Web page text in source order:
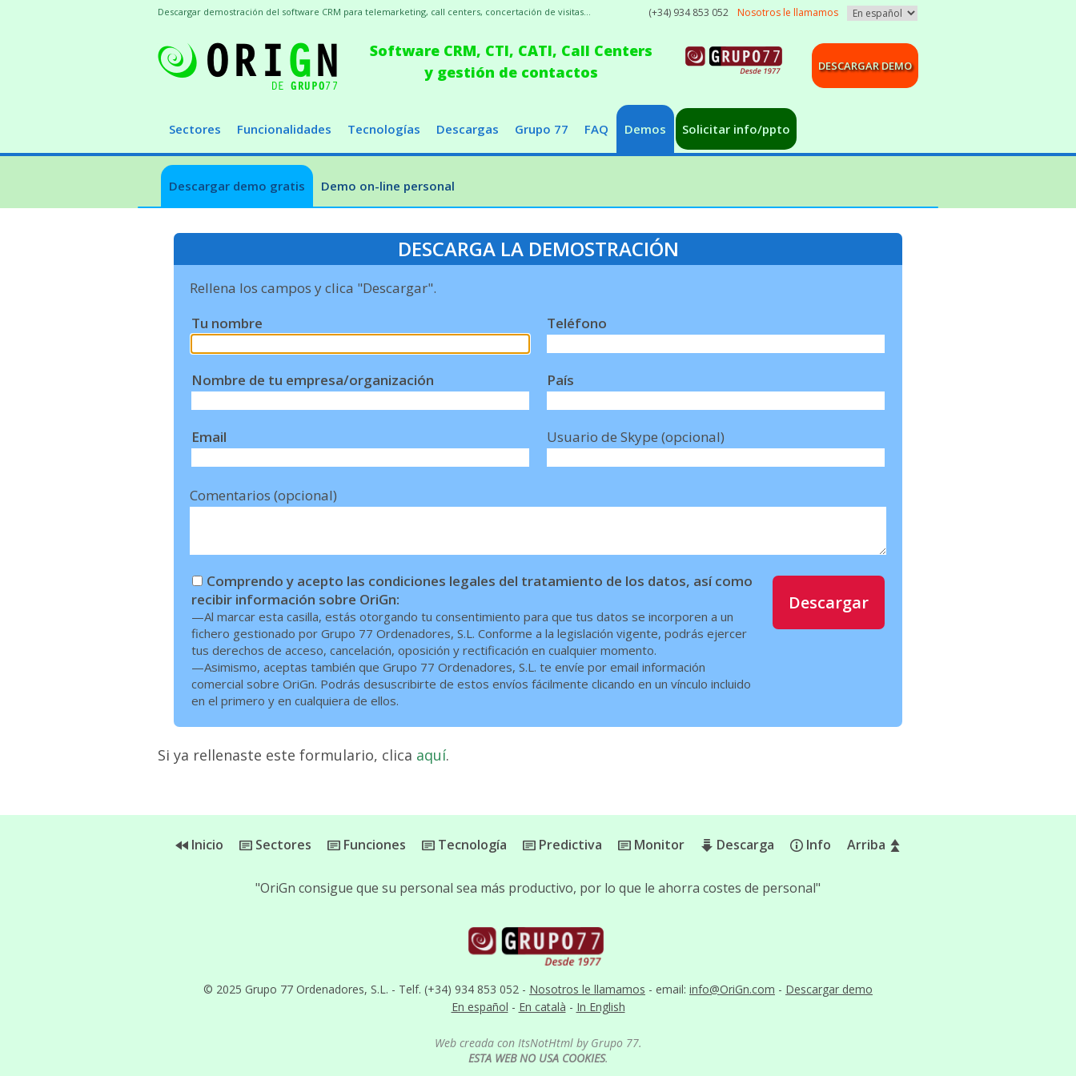
Software CRM, CTI, CATI, Call Centers
y gestión de contactos
(+34) 934 853 052 Nosotros le llamamos
DESCARGAR DEMO
Sectores Funcionalidades Tecnologías Descargas Grupo 77 FAQ Demos Solicitar info/ppto
Descargar demo gratis Demo on-line personal
Descargar demostración del software CRM para telemarketing, call centers, concertación de visitas...
DESCARGA LA DEMOSTRACIÓN
Rellena los campos y clica "Descargar".
Tu nombre
Nombre de tu empresa/organización
Email
Teléfono
País
Usuario de Skype (opcional)
Comentarios (opcional)
Comprendo y acepto las condiciones legales del tratamiento de los datos, así como
recibir información sobre OriGn:
—Al marcar esta casilla, estás otorgando tu consentimiento para que tus datos se incorporen a un
fichero gestionado por Grupo 77 Ordenadores, S.L. Conforme a la legislación vigente, podrás ejercer
tus derechos de acceso, cancelación, oposición y rectificación en cualquier momento.
—Asimismo, aceptas también que Grupo 77 Ordenadores, S.L. te envíe por email información
comercial sobre OriGn. Podrás desuscribirte de estos envíos fácilmente clicando en un vínculo incluido
en el primero y en cualquiera de ellos.
Descargar
Si ya rellenaste este formulario, clica aquí.
Inicio Sectores Funciones Tecnología Predictiva Monitor Descarga Info Arriba
© 2025 Grupo 77 Ordenadores, S.L. - Telf. (+34) 934 853 052 - Nosotros le llamamos - email: info@OriGn.com - Descargar demo
En español - En català - In English
"OriGn consigue que su personal sea más productivo, por lo que le ahorra costes de personal"
Web creada con ItsNotHtml by Grupo 77.
ESTA WEB NO USA COOKIES.